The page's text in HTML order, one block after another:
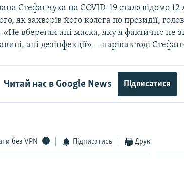
Стефанчука на COVID-19 стало відомо 12
як захворів його колега по президії,
вберегли ані маска, яку я фактично не
ані дезінфекції», – нарікав тоді
Читай нас в Google News Підписатися
без VPN Підписатись Друк